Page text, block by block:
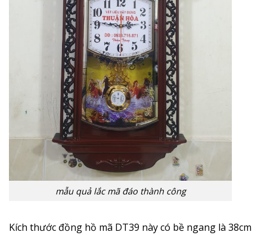
mẫu quả lắc mã đáo thành công
Kích thước đồng hồ mã DT39 này có bề ngang là 38cm